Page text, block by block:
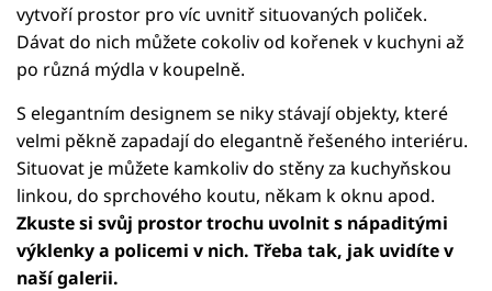
vytvoří prostor pro víc uvnitř situovaných poliček.
Dávat do nich můžete cokoliv od kořenek v kuchyni až
po různá mýdla v koupelně.
S elegantním designem se niky stávají objekty, které
velmi pěkně zapadají do elegantně řešeného interiéru.
Situovat je můžete kamkoliv do stěny za kuchyňskou
linkou, do sprchového koutu, někam k oknu apod.
Zkuste si svůj prostor trochu uvolnit s nápaditými
výklenky a policemi v nich. Třeba tak, jak uvidíte v
naší galerii.